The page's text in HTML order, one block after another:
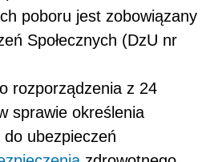
poboru jest zobowiązany
Społecznych (DzU nr
rozporządzenia z 24
sprawie określenia
do ubezpieczeń